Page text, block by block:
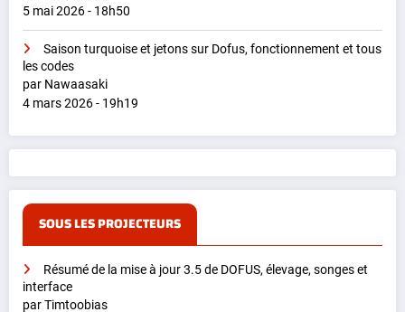
5 mai 2026 - 18h50
Saison turquoise et jetons sur Dofus, fonctionnement et tous
les codes
par Nawaasaki
4 mars 2026 - 19h19
SOUS LES PROJECTEURS
Résumé de la mise à jour 3.5 de DOFUS, élevage, songes et
interface
par Timtoobias